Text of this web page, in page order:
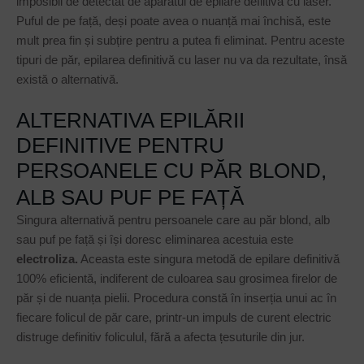
Puful de pe față, deși poate avea o nuanță mai închisă, este
mult prea fin și subțire pentru a putea fi eliminat. Pentru aceste
tipuri de păr, epilarea definitivă cu laser nu va da rezultate, însă
există o alternativă.
ALTERNATIVA EPILĂRII
DEFINITIVE PENTRU
PERSOANELE CU PĂR BLOND,
ALB SAU PUF PE FAȚĂ
Singura alternativă pentru persoanele care au păr blond, alb
sau puf pe față și își doresc eliminarea acestuia este
electroliza. Aceasta este singura metodă de epilare definitivă
100% eficientă, indiferent de culoarea sau grosimea firelor de
păr și de nuanța pielii. Procedura constă în inserția unui ac în
fiecare folicul de păr care, printr-un impuls de curent electric
distruge definitiv foliculul, fără a afecta țesuturile din jur.